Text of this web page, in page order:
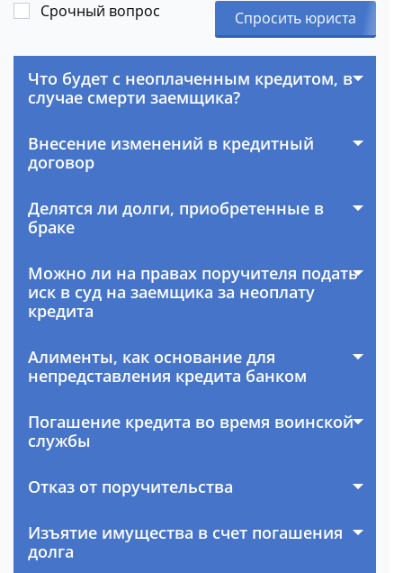
Срочный вопрос Спросить юриста
Что будет с неоплаченным кредитом, в
случае смерти заемщика?
Внесение изменений в кредитный
договор
Делятся ли долги, приобретенные в
браке
Можно ли на правах поручителя подать
иск в суд на заемщика за неоплату
кредита
Алименты, как основание для
непредставления кредита банком
Погашение кредита во время воинской
службы
Отказ от поручительства
Изъятие имущества в счет погашения
долга